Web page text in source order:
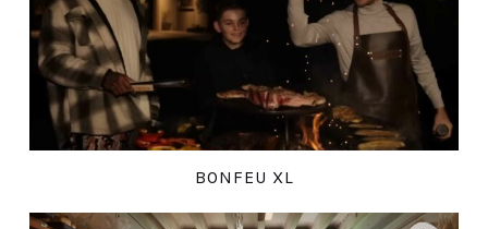
BONFEU XL